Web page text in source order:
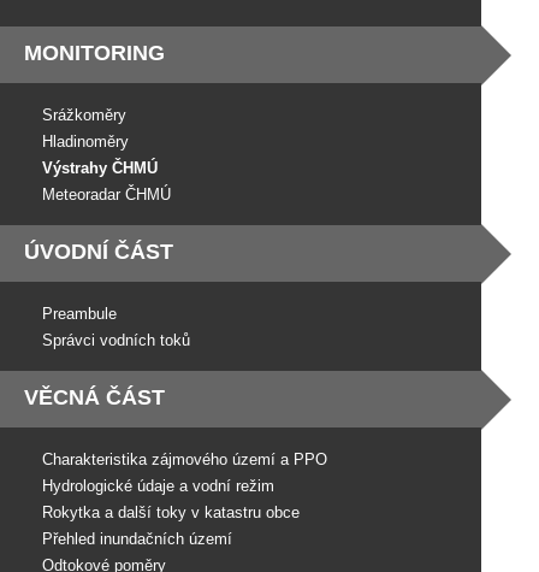
MONITORING
Srážkoměry
Hladinoměry
Výstrahy ČHMÚ
Meteoradar ČHMÚ
ÚVODNÍ ČÁST
Preambule
Správci vodních toků
VĚCNÁ ČÁST
Charakteristika zájmového území a PPO
Hydrologické údaje a vodní režim
Rokytka a další toky v katastru obce
Přehled inundačních území
Odtokové poměry